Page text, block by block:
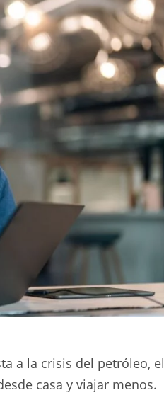
a la crisis del petróleo, el
casa y viajar menos.